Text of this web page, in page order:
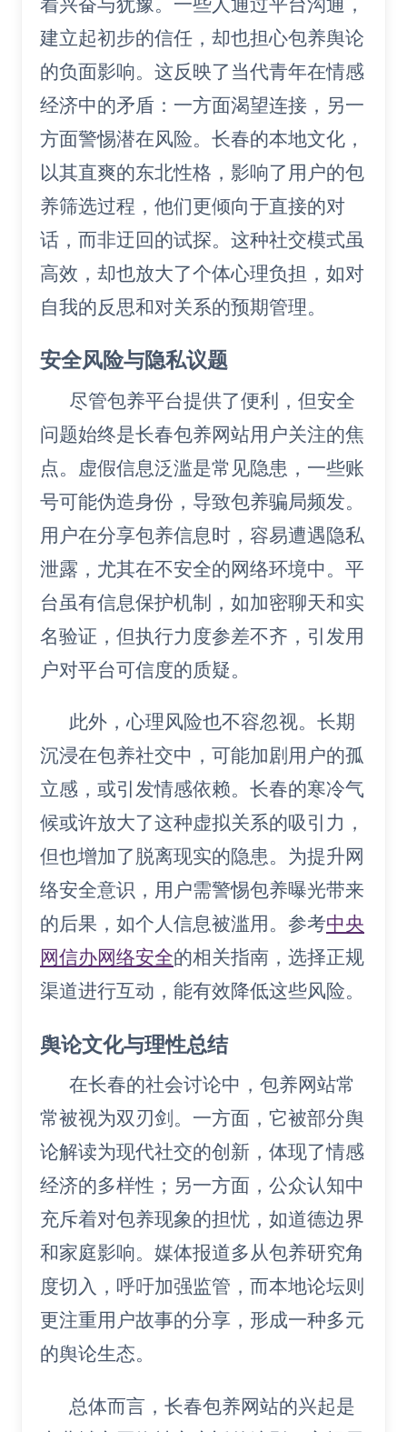
建立起初步的信任，却也担心包养舆论
的负面影响。这反映了当代青年在情感
经济中的矛盾：一方面渴望连接，另一
方面警惕潜在风险。长春的本地文化，
以其直爽的东北性格，影响了用户的包
养筛选过程，他们更倾向于直接的对
话，而非迂回的试探。这种社交模式虽
高效，却也放大了个体心理负担，如对
自我的反思和对关系的预期管理。
安全风险与隐私议题
尽管包养平台提供了便利，但安全
问题始终是长春包养网站用户关注的焦
点。虚假信息泛滥是常见隐患，一些账
号可能伪造身份，导致包养骗局频发。
用户在分享包养信息时，容易遭遇隐私
泄露，尤其在不安全的网络环境中。平
台虽有信息保护机制，如加密聊天和实
名验证，但执行力度参差不齐，引发用
户对平台可信度的质疑。
此外，心理风险也不容忽视。长期
沉浸在包养社交中，可能加剧用户的孤
立感，或引发情感依赖。长春的寒冷气
候或许放大了这种虚拟关系的吸引力，
但也增加了脱离现实的隐患。为提升网
络安全意识，用户需警惕包养曝光带来
的后果，如个人信息被滥用。参考中央
网信办网络安全的相关指南，选择正规
渠道进行互动，能有效降低这些风险。
舆论文化与理性总结
在长春的社会讨论中，包养网站常
常被视为双刃剑。一方面，它被部分舆
论解读为现代社交的创新，体现了情感
经济的多样性；另一方面，公众认知中
充斥着对包养现象的担忧，如道德边界
和家庭影响。媒体报道多从包养研究角
度切入，呼吁加强监管，而本地论坛则
更注重用户故事的分享，形成一种多元
的舆论生态。
总体而言，长春包养网站的兴起是